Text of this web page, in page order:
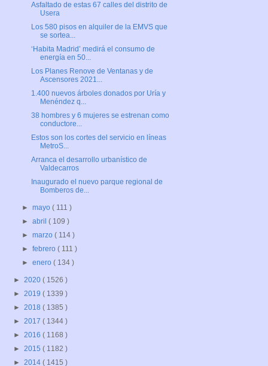
Asfaltado de estas 67 calles del distrito de
Usera
Los 580 pisos en alquiler de la EMVS que
se sortea...
‘Habita Madrid’ medirá el consumo de
energía en 50...
Los Planes Renove de Ventanas y de
Ascensores 2021...
1.400 nuevos árboles donados por Uría y
Menéndez q...
38 hombres y 6 mujeres se estrenan como
conductore...
Estos son los cortes del servicio en líneas
MetroS...
Arranca el desarrollo urbanístico de
Valdecarros
Inaugurado el nuevo parque regional de
Bomberos de...
►mayo( 111 )
►abril( 109 )
►marzo( 114 )
►febrero( 111 )
►enero( 134 )
► 2020 ( 1526 )
► 2019 ( 1339 )
► 2018 ( 1385 )
► 2017 ( 1344 )
► 2016 ( 1168 )
► 2015 ( 1182 )
► 2014 ( 1415 )